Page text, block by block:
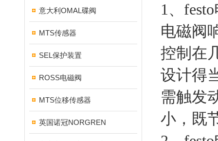
意大利OMAL碟阀
MTS传感器
SEL保护装置
ROSS电磁阀
MTS位移传感器
英国诺冠NORGREN
1、
电磁阀
控制在
设计得
需触发
小，既